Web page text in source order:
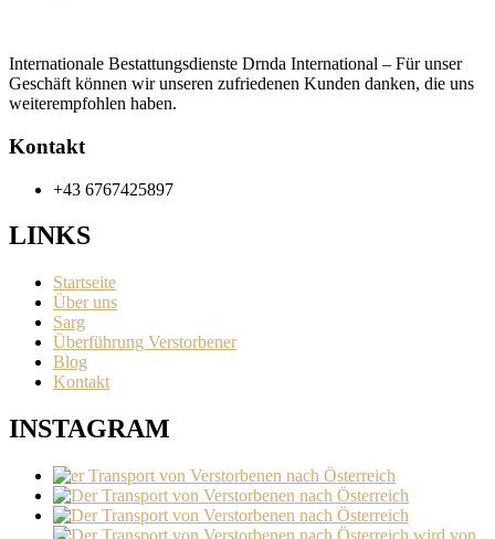
Internationale Bestattungsdienste Drnda International – Für unser
Geschäft können wir unseren zufriedenen Kunden danken, die uns
weiterempfohlen haben.
Kontakt
+43 6767425897
LINKS
Startseite
Über uns
Sarg
Überführung Verstorbener
Blog
Kontakt
INSTAGRAM